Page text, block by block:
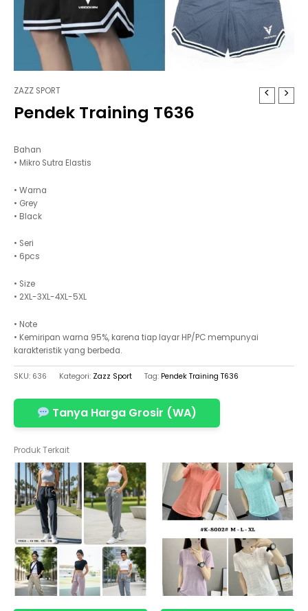
ZAZZ SPORT
Pendek Training T636
Bahan
• Mikro Sutra Elastis
• Warna
• Grey
• Black
• Seri
• 6pcs
• Size
• 2XL-3XL-4XL-5XL
• Note
• Kemiripan warna 95%, karena tiap layar HP/PC mempunyai
karakteristik yang berbeda.
SKU: 636 Kategori: Zazz Sport Tag: Pendek Training T636
Tanya Harga Grosir (WA)
Produk Terkait